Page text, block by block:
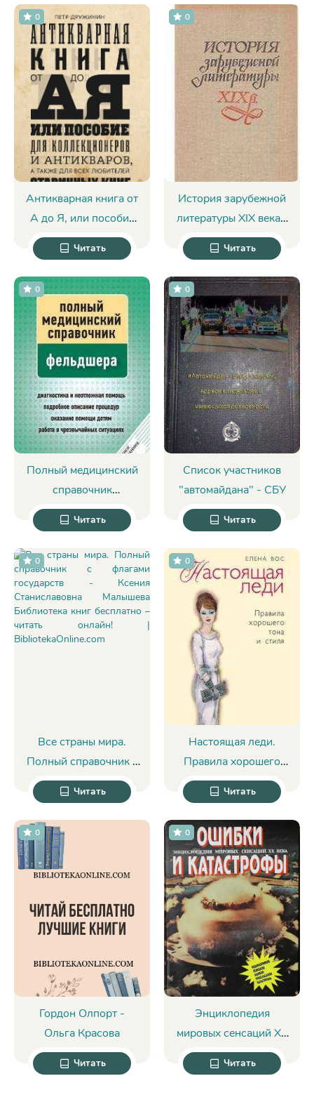
Антикварная книга от
А до Я, или пособие
для коллекционеров и
антикваров, а также
для всех любителей
старинных книг -
Петр Александрович
Дружинин
0
Читать
История зарубежной
литературы XIX века -
Божена Немцова -
Мария Елизарова
0
Читать
Полный медицинский
справочник
фельдшера - П.
Вяткина
0
Читать
Список участников
"автомайдана" - СБУ
0
Читать
Все страны мира.
Полный справочник с
флагами государств -
Ксения
Станиславовна
Малышева
0
Читать
Настоящая леди.
Правила хорошего
тона и стиля - Елена
Вос
0
Читать
Гордон Олпорт -
Ольга Красова
0
Читать
Энциклопедия
мировых сенсаций XX
века. Том №2.
Ошибки и катастрофы
0
Читать